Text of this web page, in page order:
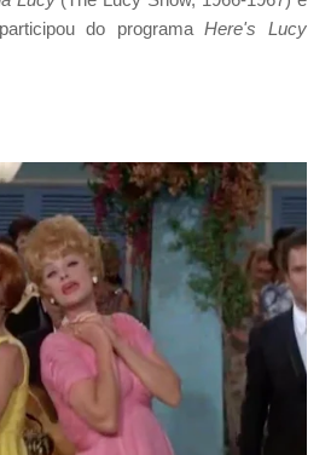
do programaHere's Lucy